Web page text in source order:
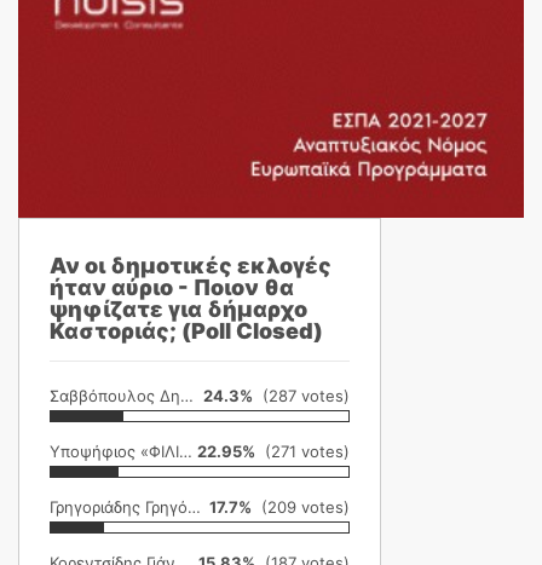
Αν οι δημοτικές εκλογές
ήταν αύριο - Ποιον θα
ψηφίζατε για δήμαρχο
Καστοριάς; (Poll Closed)
Σαββόπουλος Δημήτρης 24.3% (287 votes)
Υποψήφιος «ΦΙΛΙΚΗ ΕΤΑΙΡΕΙΑ» 22.95% (271 votes)
Γρηγοριάδης Γρηγόρης 17.7% (209 votes)